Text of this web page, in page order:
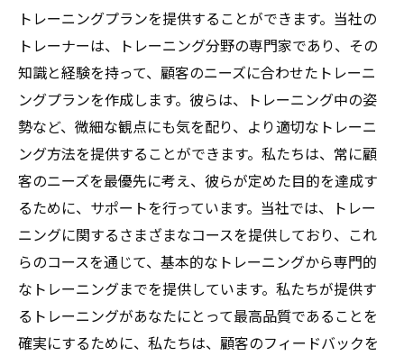
トレーニングプランを提供することができます。当社の
トレーナーは、トレーニング分野の専門家であり、その
知識と経験を持って、顧客のニーズに合わせたトレーニ
ングプランを作成します。彼らは、トレーニング中の姿
勢など、微細な観点にも気を配り、より適切なトレーニ
ング方法を提供することができます。私たちは、常に顧
客のニーズを最優先に考え、彼らが定めた目的を達成す
るために、サポートを行っています。当社では、トレー
ニングに関するさまざまなコースを提供しており、これ
らのコースを通じて、基本的なトレーニングから専門的
なトレーニングまでを提供しています。私たちが提供す
るトレーニングがあなたにとって最高品質であることを
確実にするために、私たちは、顧客のフィードバックを